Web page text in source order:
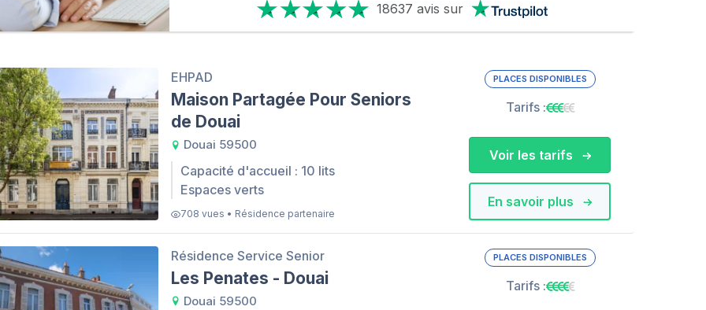
18637 avis sur
EHPAD
Maison Partagée Pour Seniors
de Douai
Douai 59500
Capacité d'accueil : 10 lits
Espaces verts
708 vues • Résidence partenaire
PLACES DISPONIBLES
Tarifs :
En savoir plus
Voir les tarifs
Résidence Service Senior
Les Penates - Douai
Douai 59500
PLACES DISPONIBLES
Tarifs :